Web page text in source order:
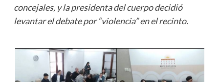
concejales, y la presidenta del cuerpo decidió
levantar el debate por “violencia” en el recinto.